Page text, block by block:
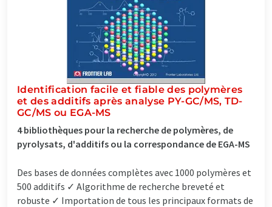
Identification facile et fiable des polymères
et des additifs après analyse PY-GC/MS, TD-
GC/MS ou EGA-MS
4 bibliothèques pour la recherche de polymères, de
pyrolysats, d'additifs ou la correspondance de EGA-MS
Des bases de données complètes avec 1000 polymères et
500 additifs ✓ Algorithme de recherche breveté et
robuste ✓ Importation de tous les principaux formats de